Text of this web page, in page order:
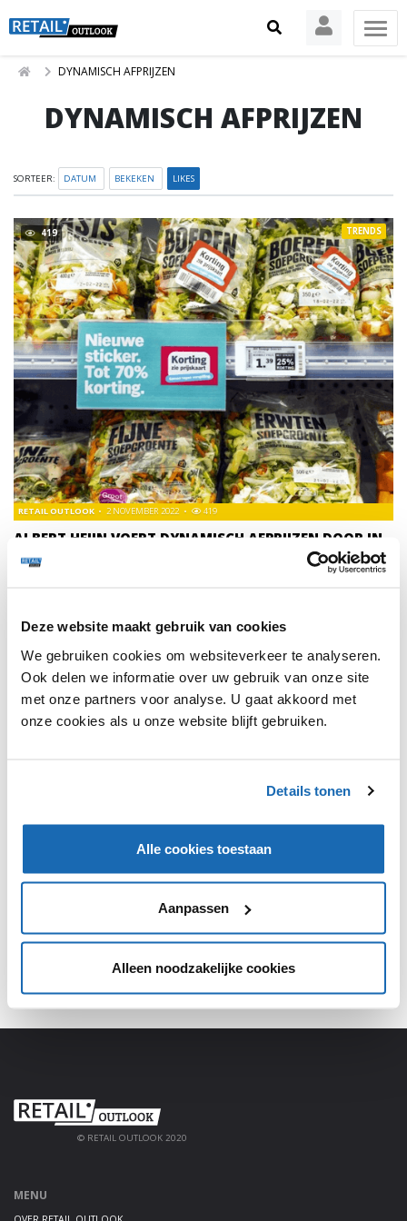
Deze website maakt gebruik van cookies
We gebruiken cookies om websiteverkeer te analyseren.
Ook delen we informatie over uw gebruik van onze site
met onze partners voor analyse. U gaat akkoord met
onze cookies als u onze website blijft gebruiken.
Details tonen
Alle cookies toestaan
Aanpassen
Alleen noodzakelijke cookies
DYNAMISCH AFPRIJZEN
DYNAMISCH AFPRIJZEN
SORTEER: DATUM BEKEKEN LIKES
419
ALBERT HEIJN VOERT DYNAMISCH AFPRIJZEN DOOR IN
ALLE WINKELS
RETAIL OUTLOOK 2 NOVEMBER 2022 419
TRENDS
In alle winkels van Albert Heijn kunnen klanten vanaf vandaag
70%.
1
platform!
AANMELDEN
© RETAIL OUTLOOK 2020
MENU